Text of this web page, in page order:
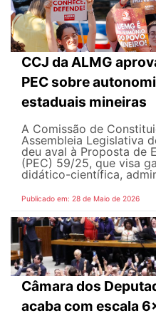
CCJ da ALMG
PEC sobre
estaduais mineiras
A Comissão de
Assembleia Legislativa
deu aval à Proposta de
(PEC) 59/25, que visa
didático-científica,
Publicado em: 28 de Maio de 2026
Câmara dos
acaba com escala